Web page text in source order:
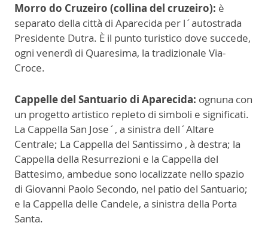
Morro do Cruzeiro (collina del cruzeiro): è
separato della città di Aparecida per l´autostrada
Presidente Dutra. È il punto turistico dove succede,
ogni venerdì di Quaresima, la tradizionale Via-
Croce.
Cappelle del Santuario di Aparecida: ognuna con
un progetto artistico repleto di simboli e significati.
La Cappella San Jose´, a sinistra dell´Altare
Centrale; La Cappella del Santissimo , à destra; la
Cappella della Resurrezioni e la Cappella del
Battesimo, ambedue sono localizzate nello spazio
di Giovanni Paolo Secondo, nel patio del Santuario;
e la Cappella delle Candele, a sinistra della Porta
Santa.